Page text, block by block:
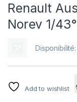
Renault
Norev 1/43°
Disponibilité:
Add to wishlist